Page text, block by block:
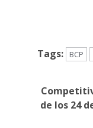
Tags: BCP
de los 24